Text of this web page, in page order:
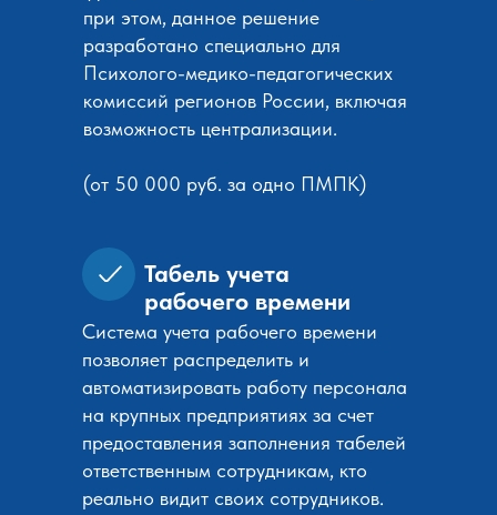
Табель учета
рабочего времени
Система учета рабочего времени
позволяет распределить и
автоматизировать работу персонала
на крупных предприятиях за счет
предоставления заполнения табелей
ответственным сотрудникам, кто
реально видит своих сотрудников.
при этом, данное решение
разработано специально для
Психолого-медико-педагогических
комиссий регионов России, включая
возможность централизации.
(от 50 000 руб. за одно ПМПК)